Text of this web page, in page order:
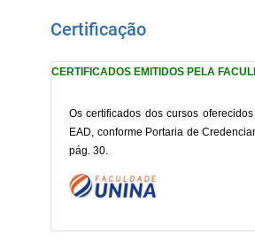
Certificação
CERTIFICADOS EMITIDOS PELA
Os certificados dos cursos
EAD, conforme Portaria de
pág. 30.